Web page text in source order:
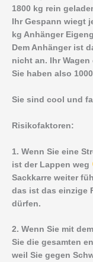
1800 kg rein
Ihr Gespann wiegt
kg Anhänger
Dem Anhänger ist
nicht an. Ihr
Sie haben also
Sie sind cool und
Risikofaktoren:
1. Wenn Sie eine
ist der Lappen weg
Sackkarre weiter
das ist das einzige
dürfen.
2. Wenn Sie mit
Sie die gesamten
weil Sie gegen